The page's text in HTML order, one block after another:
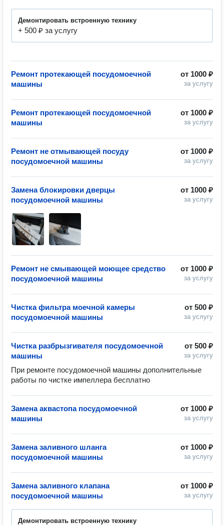
Демонтировать встроенную технику
+ 500 ₽ за услугу
от 1000 ₽
за услугу
Ремонт протекающей посудомоечной
машины
от 1000 ₽
за услугу
Ремонт протекающей посудомоечной
машины
от 1000 ₽
за услугу
Ремонт не отмывающей посуду
посудомоечной машины
от 1000 ₽
за услугу
Замена блокировки дверцы
посудомоечной машины
от 1000 ₽
за услугу
Ремонт не смывающей моющее средство
посудомоечной машины
от 500 ₽
за услугу
Чистка фильтра моечной камеры
посудомоечной машины
от 500 ₽
за услугу
Чистка разбрызгивателя посудомоечной
машины
При ремонте посудомоечной машины дополнительные
работы по чистке импеллера бесплатно
от 1000 ₽
за услугу
Замена аквастопа посудомоечной
машины
от 1000 ₽
за услугу
Замена заливного шланга
посудомоечной машины
от 1000 ₽
за услугу
Замена заливного клапана
посудомоечной машины
Демонтировать встроенную технику